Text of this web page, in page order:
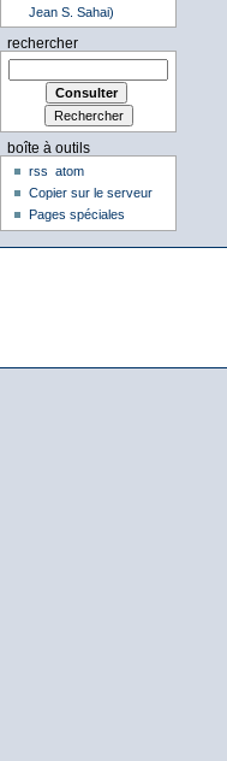
Jean S. Sahai)
rechercher
boîte à outils
rss
atom
Copier sur le serveur
Pages spéciales